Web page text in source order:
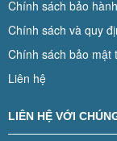
Chính sách bảo hành
Chính sách và quy
Chính sách bảo mật
Liên hệ
LIÊN HỆ VỚI